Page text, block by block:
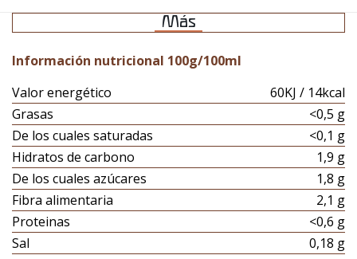
Más
Información nutricional 100g/100ml
Valor energético
60KJ / 14kcal
Grasas
<0,5 g
De los cuales saturadas
<0,1 g
Hidratos de carbono
1,9 g
De los cuales azúcares
1,8 g
Fibra alimentaria
2,1 g
Proteinas
<0,6 g
Sal
0,18 g